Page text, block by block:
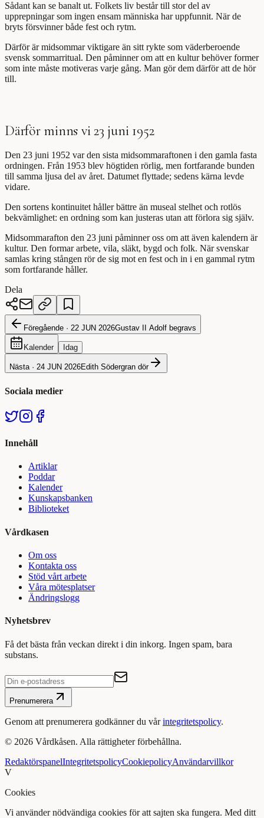
Sådant kan se banalt ut. Folkets liv består till stor del av
upprepningar som ingen ensam människa har uppfunnit. När de
bryts försvinner både fest och rytm.
Därför är midsommar viktigare än sitt rykte som väderberoende
svensk sommarritual. Den påminner om att en kultur behöver former
som inte måste motiveras varje gång. Man gör dem därför att de hör
till.
Därför minns vi 23 juni 1952
Den 23 juni 1952 var den sista midsommaraftonen i den gamla fasta
ordningen. Från 1953 blev högtiden rörlig, men fortfarande bunden
till samma ljusa del av året. Datumet flyttade; sedens kärna levde
vidare.
Den sortens kontinuitet håller bättre än museal stelhet och rotlös
bekvämlighet: en ordning som kan justeras utan att förlora sig själv.
Midsommarafton den 23 juni påminner oss om att även kalendern är
kultur. Den formar arbete, vila, släkt, bygd och folk. När svenskar
samlas kring stången rör de sig mot en fest och in i en gammal rytm
som fortfarande håller.
Dela
Föregående · 22 JUN 2026Gustav II Adolf begravs
Kalender Idag
Nästa · 24 JUN 2026Edith Södergran dör
Sociala medier
Innehåll
Artiklar
Poddar
Kalender
Kunskapsbanken
Biblioteket
Vårdkasen
Om oss
Kontakta oss
Stöd vårt arbete
Våra mötesplatser
Ändringslogg
Nyhetsbrev
Få det bästa från veckan direkt i din inkorg. Ingen spam, bara
substans.
Prenumerera
Genom att prenumerera godkänner du vår integritetspolicy.
© 2026 Vårdkåsen. Alla rättigheter förbehållna.
RedaktörspanelIntegritetspolicyCookiepolicyAnvändarvillkor
V
Cookies
Vi använder nödvändiga cookies för att sajten ska fungera. Med ditt